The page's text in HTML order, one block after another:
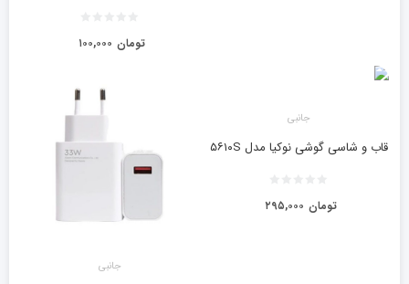
۱۰۰,۰۰۰ تومان
جانبی
قاب و شاسی گوشی نوکیا مدل ۵۶۱۰S
۲۹۵,۰۰۰ تومان
جانبی